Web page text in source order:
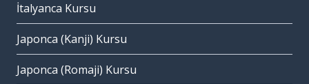
İtalyanca Kursu
Japonca (Kanji) Kursu
Japonca (Romaji) Kursu